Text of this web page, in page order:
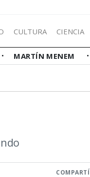
CULTURA CIENCIA
MARTÍN MENEM